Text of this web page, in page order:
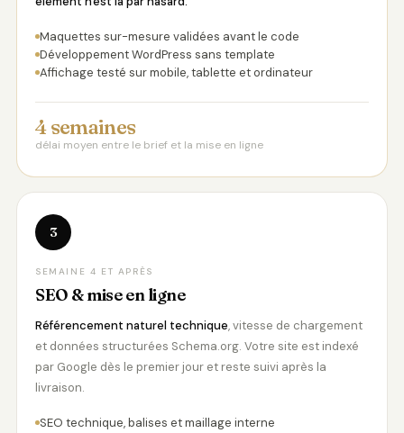
Maquettes sur-mesure validées avant le code
Développement WordPress sans template
Affichage testé sur mobile, tablette et ordinateur
4 semaines
délai moyen entre le brief et la mise en ligne
3
SEMAINE 4 ET APRÈS
SEO & mise en ligne
Référencement naturel technique, vitesse de chargement
et données structurées Schema.org. Votre site est indexé
par Google dès le premier jour et reste suivi après la
livraison.
SEO technique, balises et maillage interne